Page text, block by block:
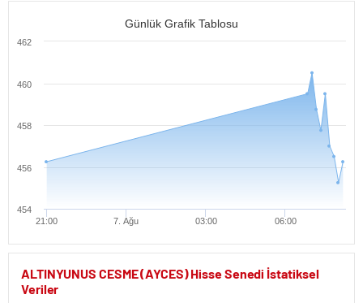
Günlük Grafik Tablosu
21:00 7. Ağu 03:00 06:00
454
456
458
460
462
ALTINYUNUS CESME (AYCES) Hisse Senedi İstatiksel
Veriler